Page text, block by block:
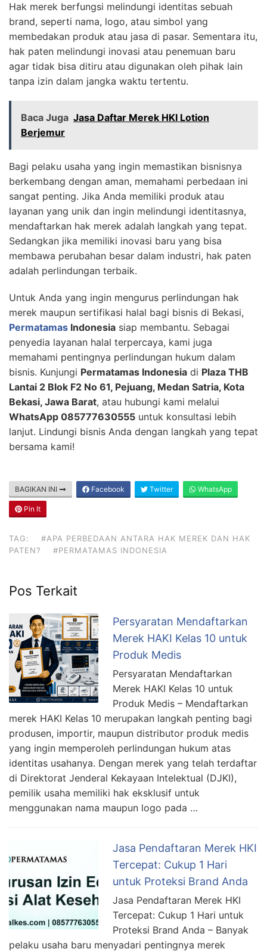
Hak merek berfungsi melindungi identitas sebuah
brand, seperti nama, logo, atau simbol yang
membedakan produk atau jasa di pasar. Sementara itu,
hak paten melindungi inovasi atau penemuan baru
agar tidak bisa ditiru atau digunakan oleh pihak lain
tanpa izin dalam jangka waktu tertentu.
Baca Juga Jasa Daftar Merek HKI Lotion
Berjemur
Bagi pelaku usaha yang ingin memastikan bisnisnya
berkembang dengan aman, memahami perbedaan ini
sangat penting. Jika Anda memiliki produk atau
layanan yang unik dan ingin melindungi identitasnya,
mendaftarkan hak merek adalah langkah yang tepat.
Sedangkan jika memiliki inovasi baru yang bisa
membawa perubahan besar dalam industri, hak paten
adalah perlindungan terbaik.
Untuk Anda yang ingin mengurus perlindungan hak
merek maupun sertifikasi halal bagi bisnis di Bekasi,
Permatamas Indonesia siap membantu. Sebagai
penyedia layanan halal terpercaya, kami juga
memahami pentingnya perlindungan hukum dalam
bisnis. Kunjungi Permatamas Indonesia di Plaza THB
Lantai 2 Blok F2 No 61, Pejuang, Medan Satria, Kota
Bekasi, Jawa Barat, atau hubungi kami melalui
WhatsApp 085777630555 untuk konsultasi lebih
lanjut. Lindungi bisnis Anda dengan langkah yang tepat
bersama kami!
BAGIKAN INI Facebook Twitter WhatsApp
Pin It
TAG:
#APA PERBEDAAN ANTARA HAK MEREK DAN HAK
PATEN?
#PERMATAMAS INDONESIA
Pos Terkait
Persyaratan Mendaftarkan
Merek HAKI Kelas 10 untuk
Produk Medis
Persyaratan Mendaftarkan
Merek HAKI Kelas 10 untuk
Produk Medis – Mendaftarkan
merek HAKI Kelas 10 merupakan langkah penting bagi
produsen, importir, maupun distributor produk medis
yang ingin memperoleh perlindungan hukum atas
identitas usahanya. Dengan merek yang telah terdaftar
di Direktorat Jenderal Kekayaan Intelektual (DJKI),
pemilik usaha memiliki hak eksklusif untuk
menggunakan nama maupun logo pada …
Jasa Pendaftaran Merek HKI
Tercepat: Cukup 1 Hari
untuk Proteksi Brand Anda
Jasa Pendaftaran Merek HKI
Tercepat: Cukup 1 Hari untuk
Proteksi Brand Anda – Banyak
pelaku usaha baru menyadari pentingnya merek